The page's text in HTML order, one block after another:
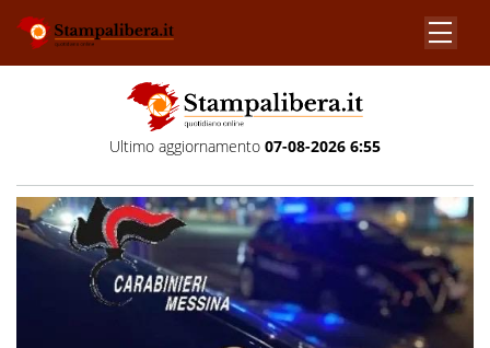
Ultimo aggiornamento 07-08-2026 6:55